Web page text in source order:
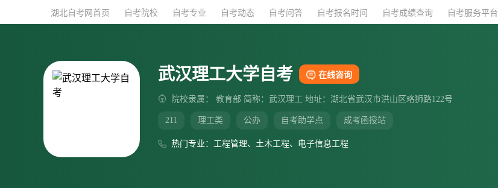
湖北自考网首页 自考院校 自考专业 自考动态 自考问答 自考报名时间 自考成绩查询 自考服务平台
武汉理工大学自考 在线咨询
院校隶属： 教育部 简称：武汉理工 地址：湖北省武汉市洪山区珞狮路122号
211 理工类 公办 自考助学点 成考函授站
热门专业：工程管理、土木工程、电子信息工程
湖北自考网首页 自考院校 自考专业 自考动态 自考问答 自考报名时间 自考成绩查询 自考服务平台